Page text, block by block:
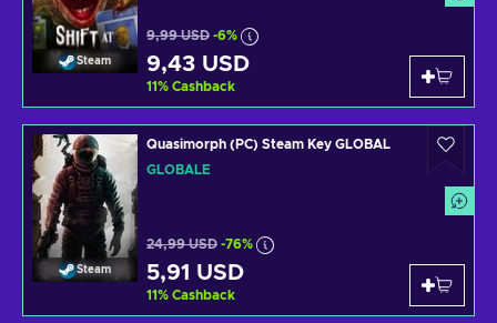
Steam
9,99 USD -6%
9,43 USD
11% Cashback
Steam
Quasimorph (PC) Steam Key GLOBAL
GLOBALE
24,99 USD -76%
5,91 USD
11% Cashback